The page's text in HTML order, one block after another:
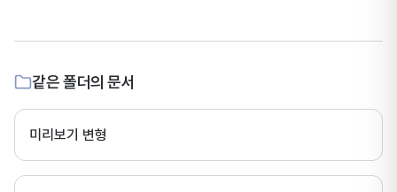
같은 폴더의 문서
미리보기 변형